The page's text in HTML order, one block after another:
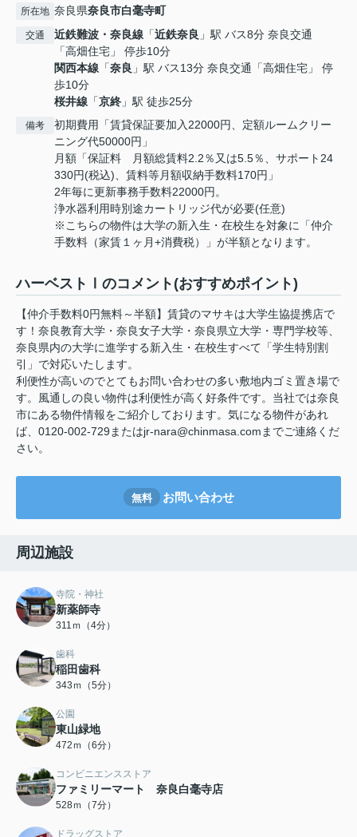
所在地 奈良県奈良市白毫寺町
交通 近鉄難波・奈良線 「近鉄奈良 」駅 バス8分 奈良交通
「高畑住宅」 停歩10分
関西本線 「奈良 」駅 バス13分 奈良交通「高畑住宅」 停
歩10分
桜井線 「京終 」駅 徒歩25分
備考
初期費用「賃貸保証要加入22000円、定額ルームクリー
ニング代50000円」
月額「保証料 月額総賃料2.2％又は5.5％、サポート24
330円(税込)、賃料等月額収納手数料170円」
2年毎に更新事務手数料22000円。
浄水器利用時別途カートリッジ代が必要(任意)
※こちらの物件は大学の新入生・在校生を対象に「仲介
手数料（家賃１ヶ月+消費税）」が半額となります。
ハーベストⅠのコメント(おすすめポイント)
【仲介手数料0円無料～半額】賃貸のマサキは大学生協提携店で
す！奈良教育大学・奈良女子大学・奈良県立大学・専門学校等、
奈良県内の大学に進学する新入生・在校生すべて「学生特別割
引」で対応いたします。
利便性が高いのでとてもお問い合わせの多い敷地内ゴミ置き場で
す。風通しの良い物件は利便性が高く好条件です。当社では奈良
市にある物件情報をご紹介しております。気になる物件があれ
ば、0120-002-729またはjr-nara@chinmasa.comまでご連絡くだ
さい。
無料 お問い合わせ
周辺施設
寺院・神社
新薬師寺
311ｍ（4分）
歯科
稲田歯科
343ｍ（5分）
公園
東山緑地
472ｍ（6分）
コンビニエンスストア
ファミリーマート 奈良白毫寺店
528ｍ（7分）
ドラッグストア